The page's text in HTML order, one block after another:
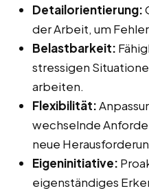
Detailorientierung:
der Arbeit, um
Belastbarkeit:
stressigen
arbeiten.
Flexibilität:
wechselnde
neue
Eigeninitiative:
eigenständiges